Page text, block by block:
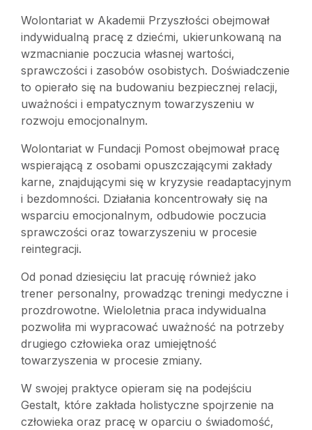
Wolontariat w Akademii Przyszłości obejmował
indywidualną pracę z dziećmi, ukierunkowaną na
wzmacnianie poczucia własnej wartości,
sprawczości i zasobów osobistych. Doświadczenie
to opierało się na budowaniu bezpiecznej relacji,
uważności i empatycznym towarzyszeniu w
rozwoju emocjonalnym.
Wolontariat w Fundacji Pomost obejmował pracę
wspierającą z osobami opuszczającymi zakłady
karne, znajdującymi się w kryzysie readaptacyjnym
i bezdomności. Działania koncentrowały się na
wsparciu emocjonalnym, odbudowie poczucia
sprawczości oraz towarzyszeniu w procesie
reintegracji.
Od ponad dziesięciu lat pracuję również jako
trener personalny, prowadząc treningi medyczne i
prozdrowotne. Wieloletnia praca indywidualna
pozwoliła mi wypracować uważność na potrzeby
drugiego człowieka oraz umiejętność
towarzyszenia w procesie zmiany.
W swojej praktyce opieram się na podejściu
Gestalt, które zakłada holistyczne spojrzenie na
człowieka oraz pracę w oparciu o świadomość,